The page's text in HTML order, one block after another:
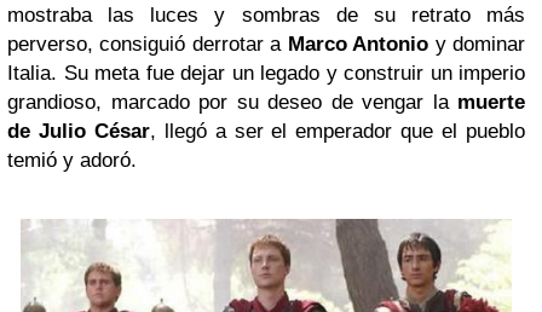
mostraba las luces y sombras de su retrato más
perverso, consiguió derrotar a Marco Antonio y dominar
Italia. Su meta fue dejar un legado y construir un imperio
grandioso, marcado por su deseo de vengar lamuerte
de Julio César, llegó a ser el emperador que el pueblo
temió y adoró.